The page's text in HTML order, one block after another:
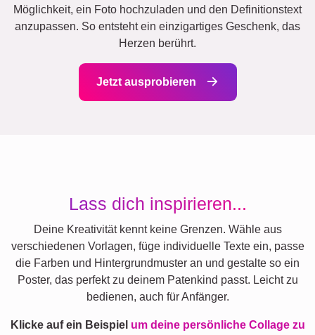
Möglichkeit, ein Foto hochzuladen und den Definitionstext
anzupassen. So entsteht ein einzigartiges Geschenk, das
Herzen berührt.
Jetzt ausprobieren
Lass dich inspirieren...
Deine Kreativität kennt keine Grenzen. Wähle aus
verschiedenen Vorlagen, füge individuelle Texte ein, passe
die Farben und Hintergrundmuster an und gestalte so ein
Poster, das perfekt zu deinem Patenkind passt. Leicht zu
bedienen, auch für Anfänger.
Klicke auf ein Beispiel um deine persönliche Collage zu